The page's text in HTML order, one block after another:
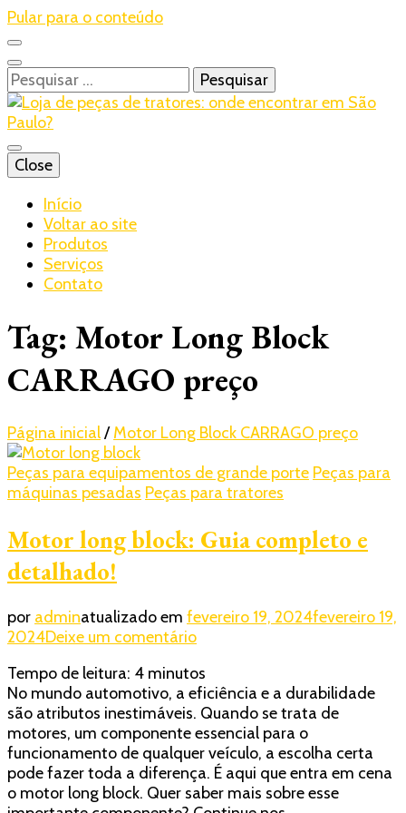
Pular para o conteúdo
Pesquisar
por:
Realtrac
Blog – Realtrac
Close
Início
Voltar ao site
Produtos
Serviços
Contato
Tag: Motor Long Block
CARRAGO preço
Página inicial/ Motor Long Block CARRAGO preço
Peças para equipamentos de grande porte Peças para
máquinas pesadas Peças para tratores
Motor long block: Guia completo e
detalhado!
por adminatualizado em fevereiro 19, 2024fevereiro 19,
2024Deixe um comentárioem
long
block:
Guia
completo
e
detalhado!
Tempo de leitura: 4 minutos
No mundo automotivo, a eficiência e a durabilidade
são atributos inestimáveis. Quando se trata de
motores, um componente essencial para o
funcionamento de qualquer veículo, a escolha certa
pode fazer toda a diferença. É aqui que entra em cena
o motor long block. Quer saber mais sobre esse